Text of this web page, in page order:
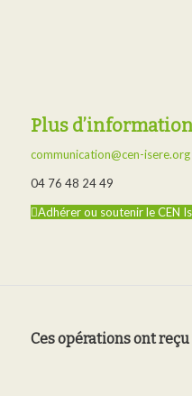
Plus
communication@cen-isere.org
04 76 48 24 49
Adhérer ou soutenir le CEN
Ces opérations ont